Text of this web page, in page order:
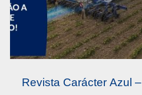
Revista Carácter Azul – Agricultura